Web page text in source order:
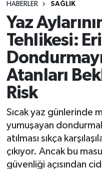
HABERLER SAĞLIK
Yaz
Tehlikesi:
Atanları
Risk
Sıcak yaz günlerinde
yumuşayan
atılması sıkça
çıkıyor. Ancak bu
güvenliği açısından
Magazin
Muğla Haber
Siyaset
Muğla Trafik
Süper Lig Puan
Tüm Manşetler
Son Dakika
Haber Arşivi